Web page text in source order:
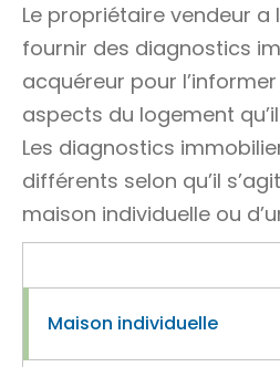
Le propriétaire vendeur a
fournir des diagnostics
acquéreur pour
aspects du logement
Les diagnostics
différents selon qu’il
maison individuelle ou
Maison individuelle